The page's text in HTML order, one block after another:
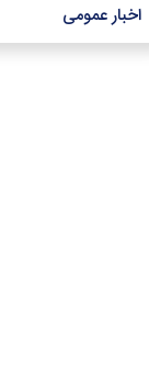
اخبار عمومی